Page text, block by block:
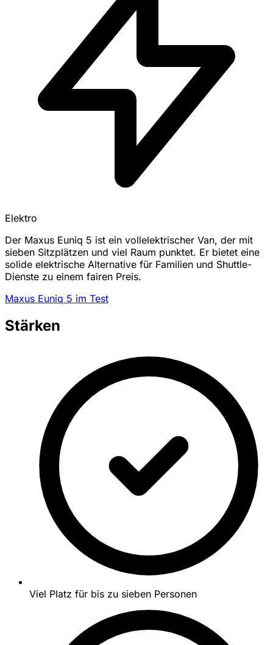
Elektro
Der Maxus Euniq 5 ist ein vollelektrischer Van, der mit
sieben Sitzplätzen und viel Raum punktet. Er bietet eine
solide elektrische Alternative für Familien und Shuttle-
Dienste zu einem fairen Preis.
Maxus Euniq 5 im Test
Stärken
Viel Platz für bis zu sieben Personen